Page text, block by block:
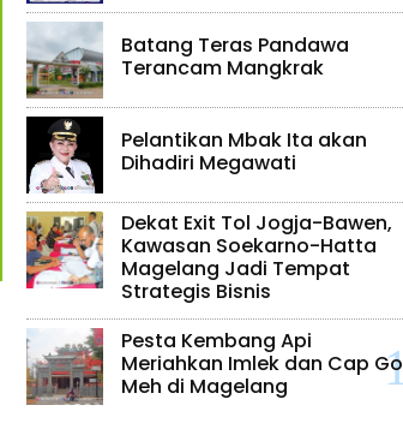
Batang Teras Pandawa
Terancam Mangkrak
Pelantikan Mbak Ita akan
Dihadiri Megawati
Dekat Exit Tol Jogja-Bawen,
Kawasan Soekarno-Hatta
Magelang Jadi Tempat
Strategis Bisnis
Pesta Kembang Api
Meriahkan Imlek dan Cap Go
Meh di Magelang